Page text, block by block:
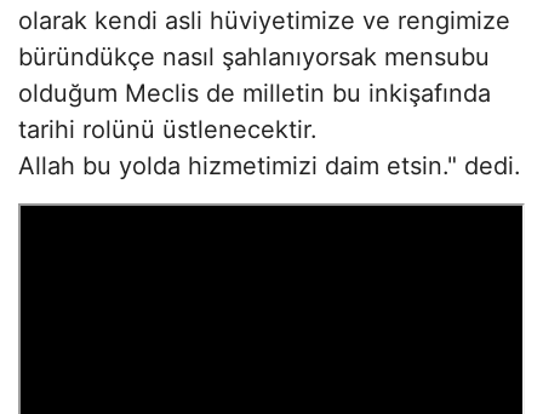
olarak kendi asli hüviyetimize ve rengimize
büründükçe nasıl şahlanıyorsak mensubu
olduğum Meclis de milletin bu inkişafında
tarihi rolünü üstlenecektir.
Allah bu yolda hizmetimizi daim etsin." dedi.